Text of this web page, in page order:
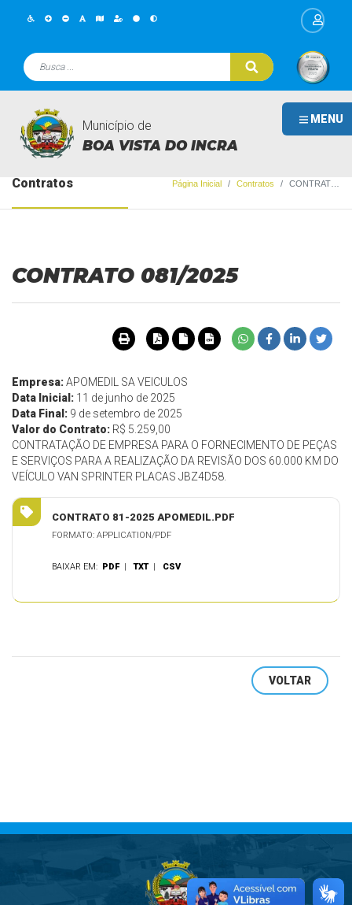
MENU
Município de
BOA VISTA DO INCRA
Contratos Página Inicial Contratos CONTRATO 081/2025
CONTRATO 081/2025
Empresa:APOMEDIL SA VEICULOS
Data Inicial: 11 de junho de 2025
Data Final: 9 de setembro de 2025
Valor do Contrato: R$ 5.259,00
CONTRATAÇÃO DE EMPRESA PARA O FORNECIMENTO DE PEÇAS
E SERVIÇOS PARA A REALIZAÇÃO DA REVISÃO DOS 60.000 KM DO
VEÍCULO VAN SPRINTER PLACAS JBZ4D58.
CONTRATO 81-2025 APOMEDIL.PDF
FORMATO: APPLICATION/PDF
BAIXAR EM: PDF |TXT | CSV
VOLTAR